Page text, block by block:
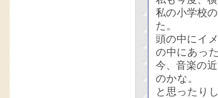
私の小学校
た。
頭の中にイ
の中にあっ
今、音楽の
のかな。
と思ったり